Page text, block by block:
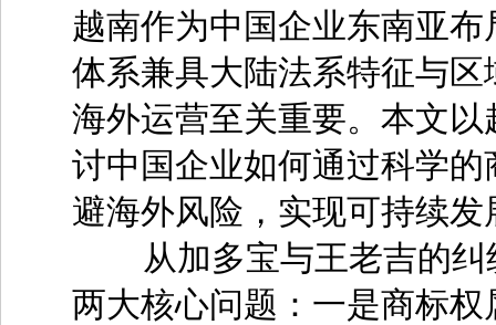
越南作为中国企业东南亚
体系兼具大陆法系特征与
海外运营至关重要。本文
讨中国企业如何通过科学
避海外风险，实现可持续发
从加多宝与王老吉的纠
两大核心问题：一是商标